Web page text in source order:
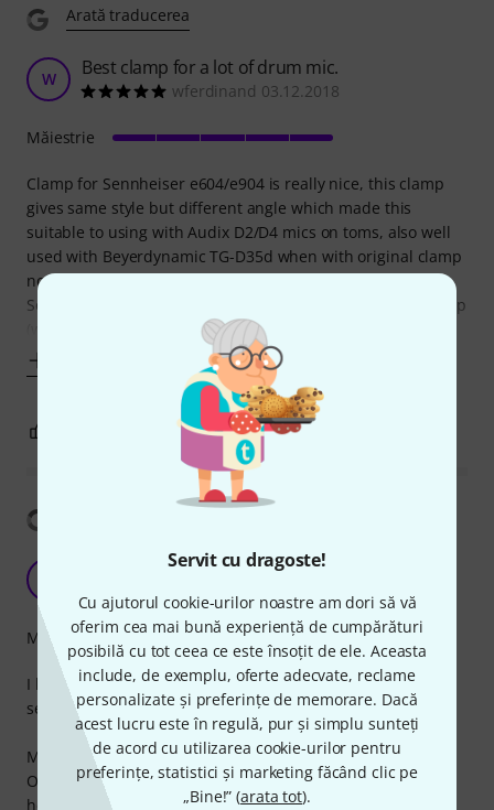
Servit cu dragoste!
Cu ajutorul cookie-urilor noastre am dori să vă
oferim cea mai bună experiență de cumpărături
posibilă cu tot ceea ce este însoțit de ele. Aceasta
include, de exemplu, oferte adecvate, reclame
personalizate și preferințe de memorare. Dacă
acest lucru este în regulă, pur și simplu sunteți
de acord cu utilizarea cookie-urilor pentru
preferințe, statistici și marketing făcând clic pe
„Bine!” (arata tot).
Arată traducerea
W Best clamp for a lot of drum mic.
wferdinand 03.12.2018
Clamp for Sennheiser e604/e904 is really nice, this clamp
gives same style but different angle which made this
suitable to using with Audix D2/D4 mics on toms, also well
used with Beyerdynamic TG-D35d when with original clamp
not have any places to clamp it. I also use this with
Sennheiser e906/609, can be setup great angle on snare top
(with using screw from other
Măiestrie
SEMNALEAZA UN ABUZ
Clever design, fast operations
I bought four of these to use with existing mic set, they
seem durable (but only time will tell us.)
Material: it's made of plastic.
One size fits all: the design is clever and it fits different
hoop sizes.
Măiestrie